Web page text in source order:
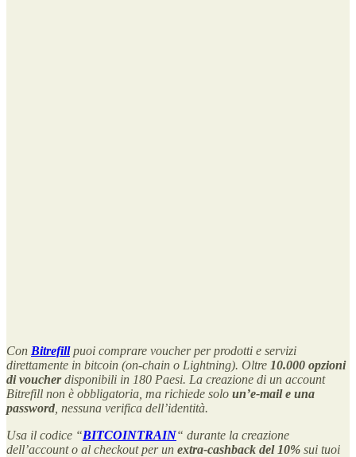
Con Bitrefillpuoi comprare voucher per prodotti e servizi
direttamente in bitcoin (on-chain o Lightning). Oltre 10.000 opzioni
di voucherdisponibili in 180 Paesi. La creazione di un account
Bitrefill non è obbligatoria, ma richiede solo un’e-mail e una
password , nessuna verifica dell’identità.
Usa il codice “BITCOINTRAIN“ durante la creazione
dell’account o al checkout per un extra-cashback del 10% sui tuoi